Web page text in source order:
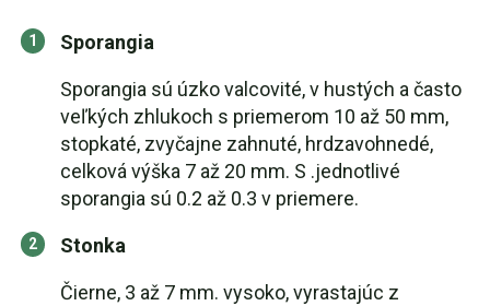
Sporangia
Sporangia sú úzko valcovité, v hustých a často
veľkých zhlukoch s priemerom 10 až 50 mm,
stopkaté, zvyčajne zahnuté, hrdzavohnedé,
celková výška 7 až 20 mm. S .jednotlivé
sporangia sú 0.2 až 0.3 v priemere.
Stonka
Čierne, 3 až 7 mm. vysoko, vyrastajúc z